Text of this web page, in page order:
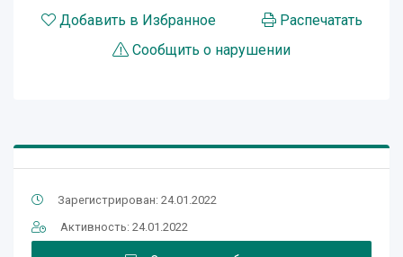
Добавить в Избранное
Распечатать
Сообщить о нарушении
Зарегистрирован: 24.01.2022
Активность: 24.01.2022